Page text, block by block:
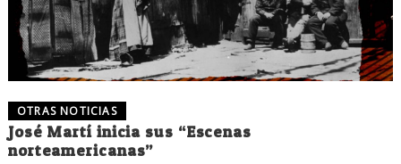
OTRAS NOTICIAS
José Martí inicia sus “Escenas
norteamericanas”